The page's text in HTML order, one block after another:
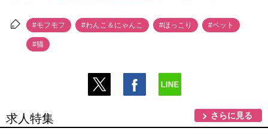
#モフモフ #わんこ＆にゃんこ #ほっこり #ペット
#猫
求人特集 さらに見る